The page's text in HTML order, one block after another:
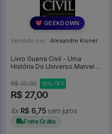
💖 GEEKDOWN
Vendido por: Alexandre Kisner - PR
Livro Guerra Civil - Uma
História Do Universo Marvel -
R$ 30,00
10% OFF
R$ 27,00
4x R$ 6,75 sem juros
Frete Grátis